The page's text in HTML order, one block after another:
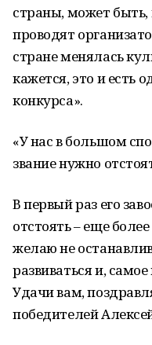
страны, может быть,
проводят
стране менялась
кажется, это и есть
конкурса».
«У нас в большом
звание нужно
В первый раз его
отстоять – еще
желаю не
развиваться и,
Удачи вам,
победителей